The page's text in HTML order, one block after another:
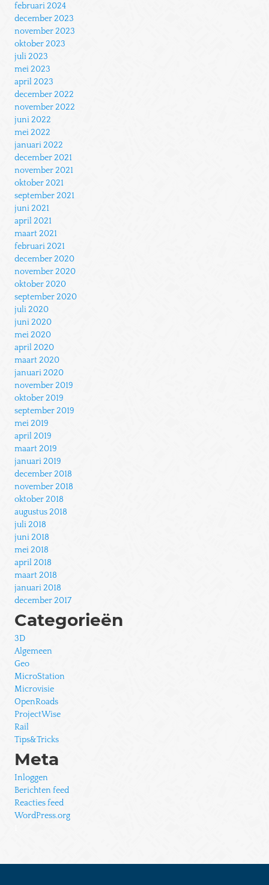
februari 2024
december 2023
november 2023
oktober 2023
juli 2023
mei 2023
april 2023
december 2022
november 2022
juni 2022
mei 2022
januari 2022
december 2021
november 2021
oktober 2021
september 2021
juni 2021
april 2021
maart 2021
februari 2021
december 2020
november 2020
oktober 2020
september 2020
juli 2020
juni 2020
mei 2020
april 2020
maart 2020
januari 2020
november 2019
oktober 2019
september 2019
mei 2019
april 2019
maart 2019
januari 2019
december 2018
november 2018
oktober 2018
augustus 2018
juli 2018
juni 2018
mei 2018
april 2018
maart 2018
januari 2018
december 2017
Categorieën
3D
Algemeen
Geo
MicroStation
Microvisie
OpenRoads
ProjectWise
Rail
Tips&Tricks
Meta
Inloggen
Berichten feed
Reacties feed
WordPress.org